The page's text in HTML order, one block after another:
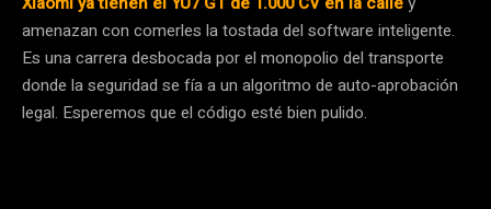
amenazan con comerles la tostada del software inteligente.
Es una carrera desbocada por el monopolio del transporte
donde la seguridad se fía a un algoritmo de auto-aprobación
legal. Esperemos que el código esté bien pulido.